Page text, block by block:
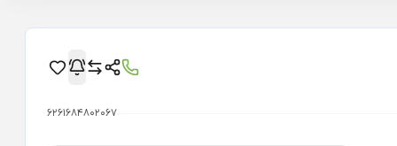
6261684802067